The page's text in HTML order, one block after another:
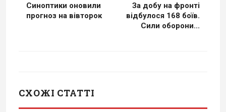
Синоптики оновили
прогноз на вівторок
За добу на фронті
відбулося 168 боїв.
Сили оборони...
СХОЖІ СТАТТІ